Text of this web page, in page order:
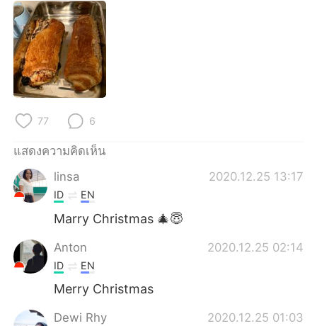
Deutsch
한국어
Indonesia
Português
77 6
แสดงความคิดเห็น
linsa
2020.12.25 13:17
ID EN
Marry Christmas 🎄😇
Anton 2020.12.25 02:14
ID EN
Merry Christmas
Dewi Rhy 2020.12.25 01:03